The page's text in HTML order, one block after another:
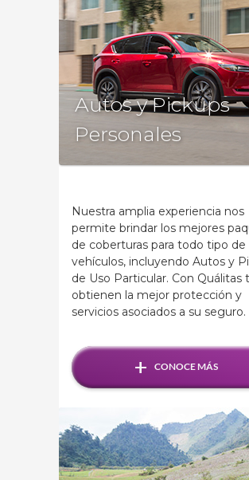
Autos y Pickups
Personales
Nuestra amplia experiencia nos
permite brindar los mejores
de coberturas para todo tipo de
vehículos, incluyendo Autos y
de Uso Particular. Con Quálitas
obtienen la mejor protección y
servicios asociados a su seguro.
+ CONOCE MÁS